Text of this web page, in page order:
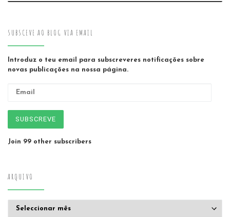
SUBSCEVE AO BLOG VIA EMAIL
Introduz o teu email para subscreveres notificações sobre
novas publicações na nossa página.
SUBSCREVE
Join 99 other subscribers
ARQUIVO